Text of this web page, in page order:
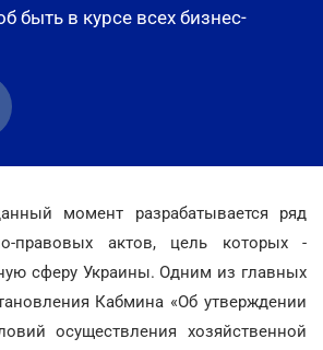
быть в курсе всех бизнес-
момент разрабатывается ряд
правовых актов, цель которых -
сферу Украины. Одним из главных
Кабмина «Об утверждении
осуществления хозяйственной